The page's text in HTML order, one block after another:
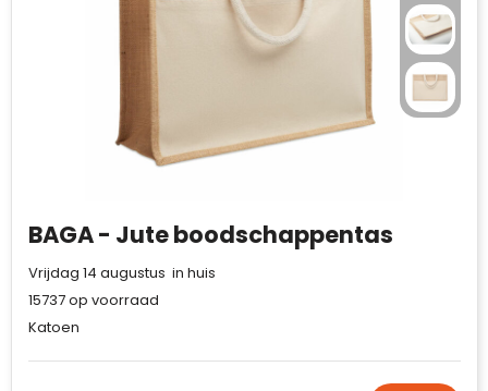
BAGA - Jute boodschappentas
Vrijdag 14 augustus in huis
15737op voorraad
Katoen